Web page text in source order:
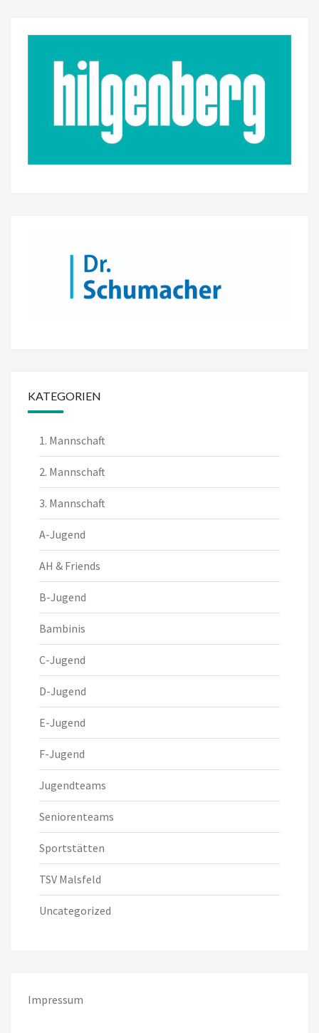
KATEGORIEN
1. Mannschaft
2. Mannschaft
3. Mannschaft
A-Jugend
AH & Friends
B-Jugend
Bambinis
C-Jugend
D-Jugend
E-Jugend
F-Jugend
Jugendteams
Seniorenteams
Sportstätten
TSV Malsfeld
Uncategorized
Impressum